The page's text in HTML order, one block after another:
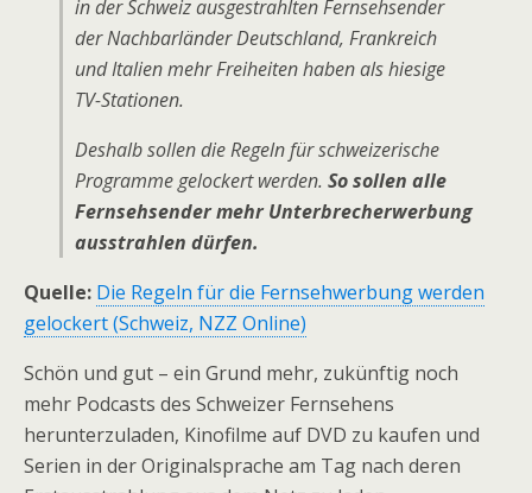
in der Schweiz ausgestrahlten Fernsehsender
der Nachbarländer Deutschland, Frankreich
und Italien mehr Freiheiten haben als hiesige
TV-Stationen.
Deshalb sollen die Regeln für schweizerische
Programme gelockert werden. So sollen alle
Fernsehsender mehr Unterbrecherwerbung
ausstrahlen dürfen.
Quelle: Die Regeln für die Fernsehwerbung werden
gelockert (Schweiz, NZZ Online)
Schön und gut – ein Grund mehr, zukünftig noch
mehr Podcasts des Schweizer Fernsehens
herunterzuladen, Kinofilme auf DVD zu kaufen und
Serien in der Originalsprache am Tag nach deren